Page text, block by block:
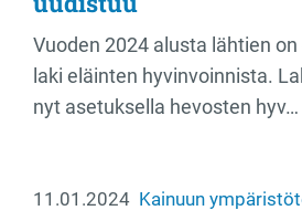
Vuoden 2024 alusta lähtien
laki eläinten hyvinvoinnista.
nyt asetuksella hevosten hyv…
11.01.2024 Kainuun